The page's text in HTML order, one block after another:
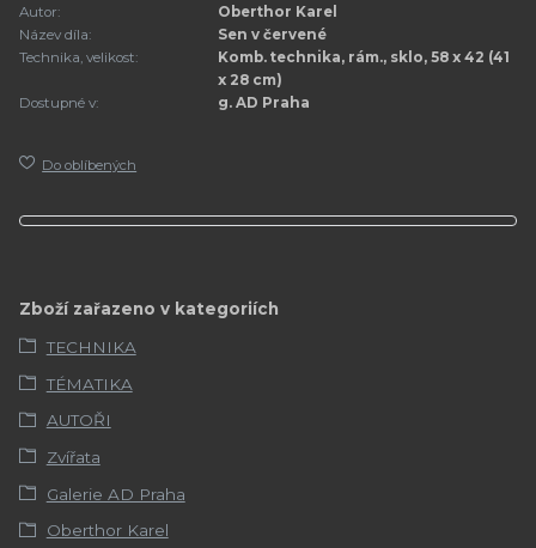
Autor:
Oberthor Karel
Název díla:
Sen v červené
Technika, velikost:
Komb. technika, rám., sklo, 58 x 42 (41
x 28 cm)
Dostupné v:
g. AD Praha
Do oblíbených
Zboží zařazeno v kategoriích
TECHNIKA
TÉMATIKA
AUTOŘI
Zvířata
Galerie AD Praha
Oberthor Karel